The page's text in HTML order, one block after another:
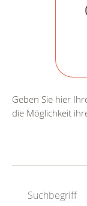
Geben Sie hier
die Möglichkeit